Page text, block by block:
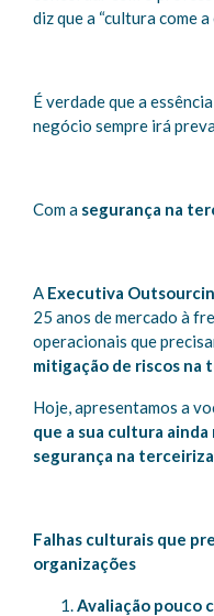
diz que a “cultura come
É verdade que a
negócio sempre irá
Com a segurança na
A Executiva
25 anos de mercado à
operacionais que
mitigação de riscos na
Hoje, apresentamos a
que a sua cultura
segurança na
Falhas culturais que
organizações
Avaliação pouco